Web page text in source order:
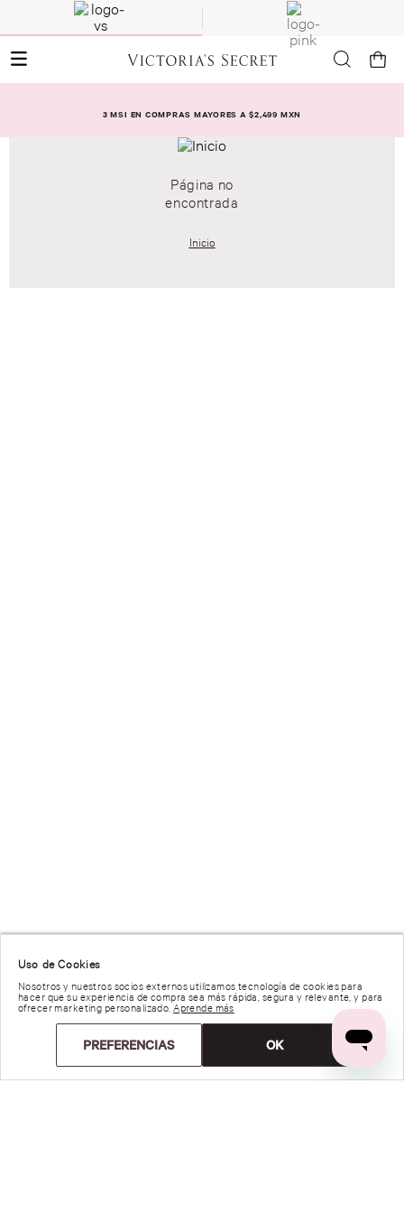
3 MSI EN COMPRAS MAYORES A $2,499 MXN
Uso de Cookies
Nosotros y nuestros socios externos utilizamos tecnología de cookies para
hacer que su experiencia de compra sea más rápida, segura y relevante, y para
ofrecer marketing personalizado. Aprende más
PREFERENCIAS OK
Página no
encontrada
Inicio